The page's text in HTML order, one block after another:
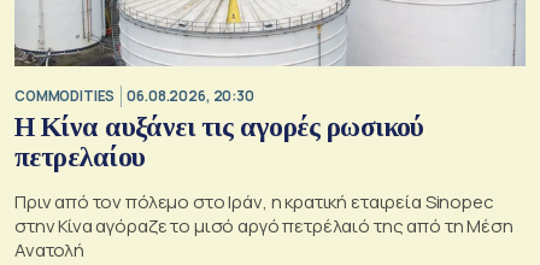
COMMODITIES 06.08.2026, 20:30
Η Κίνα αυξάνει τις αγορές ρωσικού
πετρελαίου
Πριν από τον πόλεμο στο Ιράν, η κρατική εταιρεία Sinopec
στην Κίνα αγόραζε το μισό αργό πετρέλαιό της από τη Μέση
Ανατολή